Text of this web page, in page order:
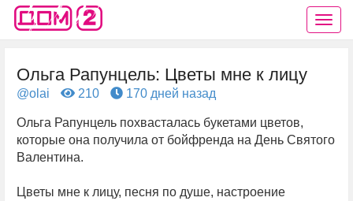
Ольга Рапунцель: Цветы мне к лицу
@olai 210 170 дней назад
Ольга Рапунцель похвасталась букетами цветов,
которые она получила от бойфренда на День Святого
Валентина.
Цветы мне к лицу, песня по душе, настроение